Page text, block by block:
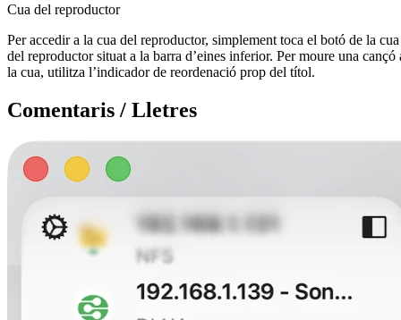
Cua del reproductor
Per accedir a la cua del reproductor, simplement toca el botó de la cua
del reproductor situat a la barra d’eines inferior. Per moure una cançó
la cua, utilitza l’indicador de reordenació prop del títol.
Comentaris / Lletres